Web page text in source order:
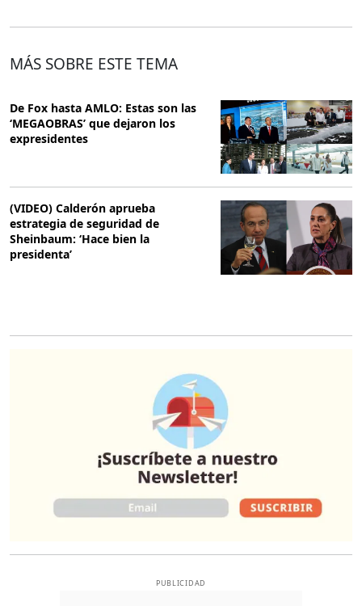
MÁS SOBRE ESTE TEMA
De Fox hasta AMLO: Estas son las
‘MEGAOBRAS’ que dejaron los
expresidentes
(VIDEO) Calderón aprueba
estrategia de seguridad de
Sheinbaum: ‘Hace bien la
presidenta’
PUBLICIDAD